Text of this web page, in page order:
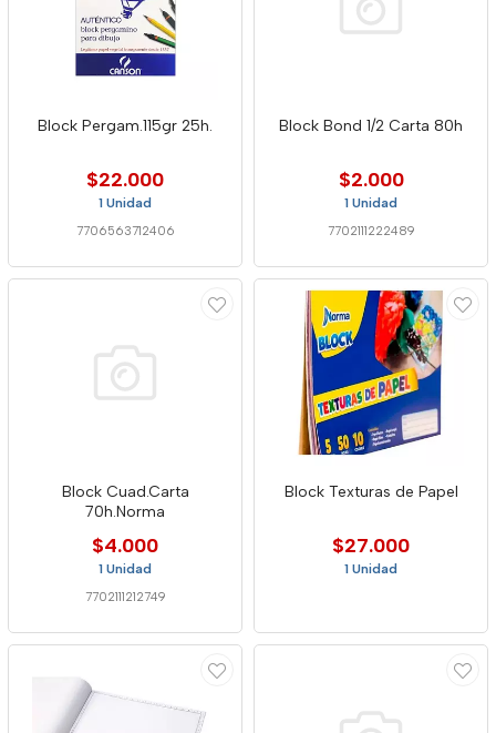
Block Pergam.115gr 25h.
$22.000
1 Unidad
7706563712406
Block Bond 1/2 Carta 80h
$2.000
1 Unidad
7702111222489
Block Cuad.Carta
70h.Norma
$4.000
1 Unidad
7702111212749
Block Texturas de Papel
$27.000
1 Unidad